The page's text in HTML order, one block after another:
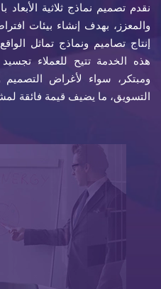
نقدم تصميم نماذج ثلاثية الأبعاد
والمعزز، بهدف إنشاء بيئات
إنتاج تصاميم ونماذج تماثل
هذه الخدمة تتيح للعملاء
ومبتكر، سواء لأغراض التصميم
التسويق، ما يضيف قيمة فائقة